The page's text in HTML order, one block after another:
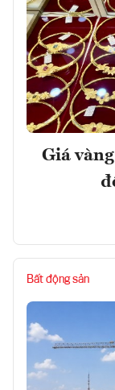
Giá
Bất động sản